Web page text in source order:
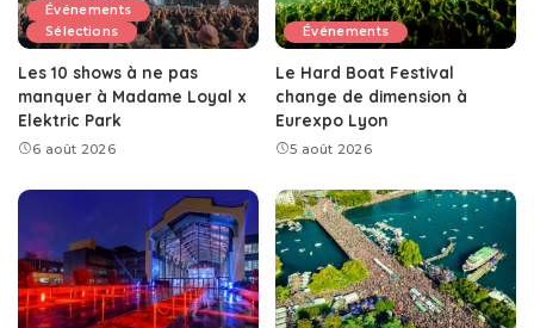
Événements
Sélections
Les 10 shows à ne pas
manquer à Madame Loyal x
Elektric Park
6 août 2026
Événements
Le Hard Boat Festival
change de dimension à
Eurexpo Lyon
5 août 2026